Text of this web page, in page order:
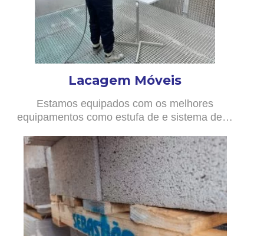
Lacagem Móveis
Estamos equipados com os melhores
equipamentos como estufa de e sistema de…